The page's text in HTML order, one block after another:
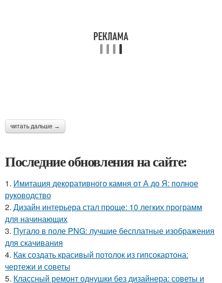
читать дальше →
Последние обновления на сайте:
1. Имитация декоративного камня от А до Я: полное
руководство
2. Дизайн интерьера стал проще: 10 легких программ
для начинающих
3. Пугало в поле PNG: лучшие бесплатные изображения
для скачивания
4. Как создать красивый потолок из гипсокартона:
чертежи и советы
5. Классный ремонт однушки без дизайнера: советы и